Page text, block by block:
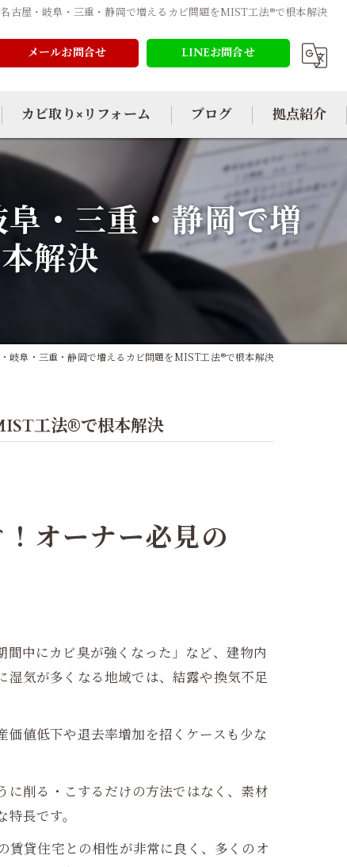
古屋・岐阜・三重・静岡で増えるカビ問題をMIST工法®で根本解決
メールお問合せ LINEお問合せ
カビ取り×リフォーム ブログ 拠点紹介
阜・三重・静岡で増
解決
岐阜・三重・静岡で増えるカビ問題をMIST工法®で根本解決
工法®で根本解決
オーナー必見の
中にカビ臭が強くなった」など、建物内
気が多くなる地域では、結露や換気不足
値低下や退去率増加を招くケースも少な
削る・こするだけの方法ではなく、素材
長です。
貸住宅との相性が非常に良く、多くのオ